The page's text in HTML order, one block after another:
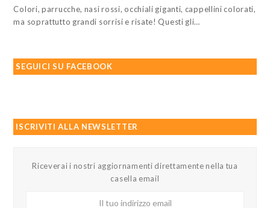
Colori, parrucche, nasi rossi, occhiali giganti, cappellini colorati,
ma soprattutto grandi sorrisi e risate! Questi gli…
SEGUICI SU FACEBOOK
ISCRIVITI ALLA NEWSLETTER
Riceverai i nostri aggiornamenti direttamente nella tua
casella email